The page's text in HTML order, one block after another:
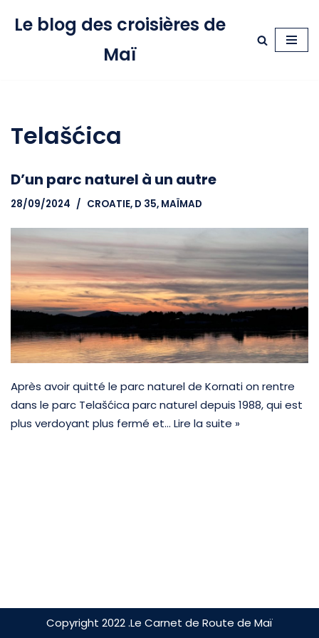
Le blog des croisières de
Maï
Telašćica
D’un parc naturel à un autre
28/09/2024 CROATIE, D 35, MAÏMAD
Après avoir quitté le parc naturel de Kornati on rentre
dans le parc Telašćica parc naturel depuis 1988, qui est
plus verdoyant plus fermé et… Lire la suite »
Copyright 2022 .Le Carnet de Route de Maï